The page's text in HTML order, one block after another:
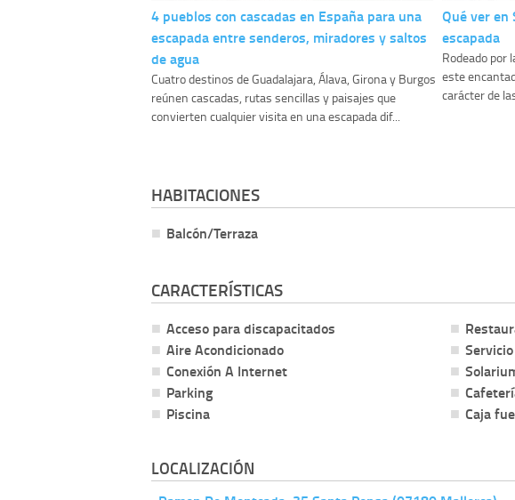
4 pueblos con cascadas en España para una
escapada entre senderos, miradores y saltos
de agua
Cuatro destinos de Guadalajara, Álava, Girona y Burgos
reúnen cascadas, rutas sencillas y paisajes que
convierten cualquier visita en una escapada dif...
Qué ver en
escapada
Rodeado por
este
carácter de
HABITACIONES
Balcón/Terraza
CARACTERÍSTICAS
Acceso para discapacitados
Aire Acondicionado
Conexión A Internet
Parking
Piscina
Caja
LOCALIZACIÓN